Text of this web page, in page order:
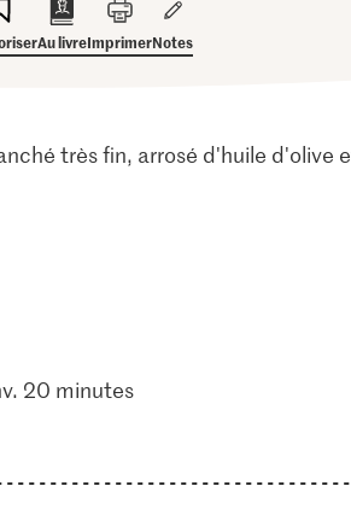
Au livreImprimerNotes
très fin, arrosé d'huile d'olive
20 minutes